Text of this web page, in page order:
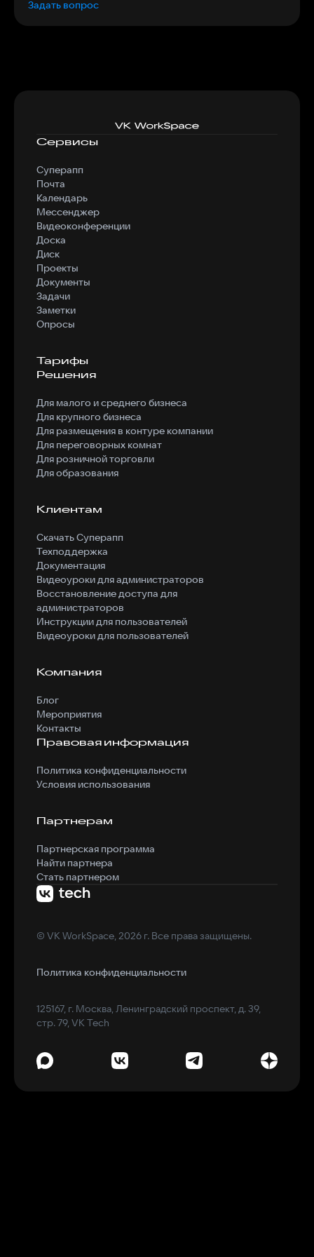
Задать вопрос
Сервисы
Суперапп
Почта
Календарь
Мессенджер
Видеоконференции
Доска
Диск
Проекты
Документы
Задачи
Заметки
Опросы
Тарифы
Решения
Для малого и среднего бизнеса
Для крупного бизнеса
Для размещения в контуре компании
Для переговорных комнат
Для розничной торговли
Для образования
Клиентам
Скачать Суперапп
Техподдержка
Документация
Видеоуроки для администраторов
Восстановление доступа для
администраторов
Инструкции для пользователей
Видеоуроки для пользователей
Компания
Блог
Мероприятия
Контакты
Правовая информация
Политика конфиденциальности
Условия использования
Партнерам
Партнерская программа
Найти партнера
Стать партнером
© VK WorkSpace, 2026 г. Все права защищены.
Политика конфиденциальности
125167, г. Москва, Ленинградский проспект, д. 39,
стр. 79, VK Tech